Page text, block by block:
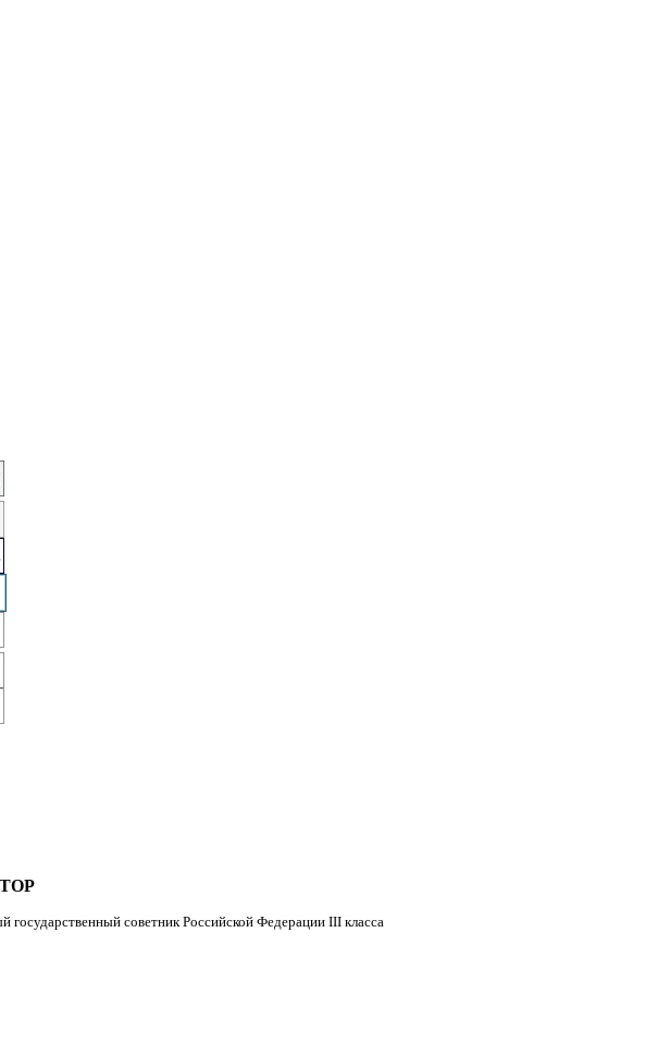
советник Российской Федерации III класса